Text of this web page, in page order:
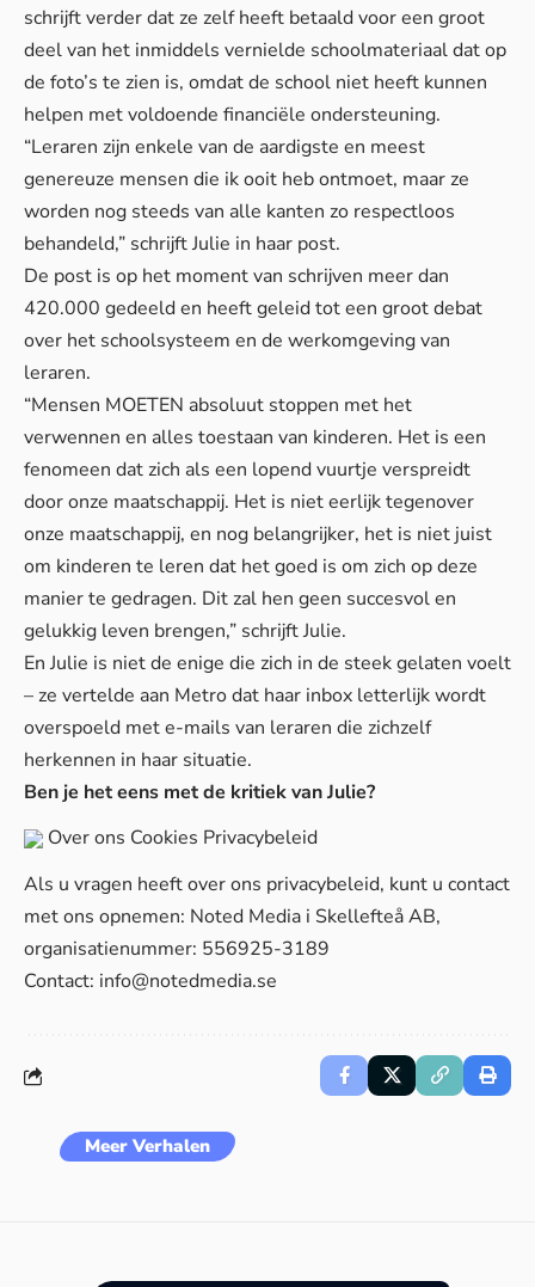
schrijft verder dat ze zelf heeft betaald voor een groot
deel van het inmiddels vernielde schoolmateriaal dat op
de foto’s te zien is, omdat de school niet heeft kunnen
helpen met voldoende financiële ondersteuning.
“Leraren zijn enkele van de aardigste en meest
genereuze mensen die ik ooit heb ontmoet, maar ze
worden nog steeds van alle kanten zo respectloos
behandeld,” schrijft Julie in haar post.
De post is op het moment van schrijven meer dan
420.000 gedeeld en heeft geleid tot een groot debat
over het schoolsysteem en de werkomgeving van
leraren.
“Mensen MOETEN absoluut stoppen met het
verwennen en alles toestaan van kinderen. Het is een
fenomeen dat zich als een lopend vuurtje verspreidt
door onze maatschappij. Het is niet eerlijk tegenover
onze maatschappij, en nog belangrijker, het is niet juist
om kinderen te leren dat het goed is om zich op deze
manier te gedragen. Dit zal hen geen succesvol en
gelukkig leven brengen,” schrijft Julie.
En Julie is niet de enige die zich in de steek gelaten voelt
– ze vertelde aan Metro dat haar inbox letterlijk wordt
overspoeld met e-mails van leraren die zichzelf
herkennen in haar situatie.
Ben je het eens met de kritiek van Julie?
Over ons Cookies Privacybeleid
Als u vragen heeft over ons privacybeleid, kunt u contact
met ons opnemen: Noted Media i Skellefteå AB,
organisatienummer: 556925-3189
Contact: info@notedmedia.se
Meer Verhalen